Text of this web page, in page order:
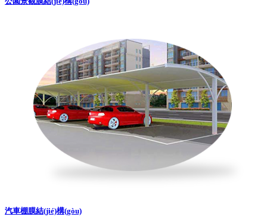
汽車棚膜結(jié)構(gòu)